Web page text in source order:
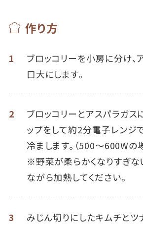
作り方
1
ブロッコリーを小房に分け、
口大にします。
2
ブロッコリーとアスパラガス
ップをして約2分電子レンジ
冷まします。（500～600Wの
※野菜が柔らかくなりすぎな
ながら加熱してください。
3
みじん切りにしたキムチとツ